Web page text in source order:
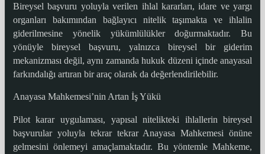
Bireysel başvuru yoluyla verilen ihlal kararları, idare ve yargı
organları bakımından bağlayıcı nitelik taşımakta ve ihlalin
giderilmesine yönelik yükümlülükler doğurmaktadır. Bu
yönüyle bireysel başvuru, yalnızca bireysel bir giderim
mekanizması değil, aynı zamanda hukuk düzeni içinde anayasal
farkındalığı artıran bir araç olarak da değerlendirilebilir.
Anayasa Mahkemesi’nin Artan İş Yükü
Pilot karar uygulaması, yapısal nitelikteki ihlallerin bireysel
başvurular yoluyla tekrar tekrar Anayasa Mahkemesi önüne
gelmesini önlemeyi amaçlamaktadır. Bu yöntemle Mahkeme,